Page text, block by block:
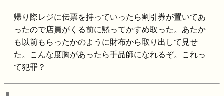
帰り際レジに伝票を持っていったら割引券が置いてあ
ったので店員がくる前に黙ってかすめ取った。あたか
も以前もらったかのように財布から取り出して見せ
た。こんな度胸があったら手品師になれるぞ。これっ
て犯罪？